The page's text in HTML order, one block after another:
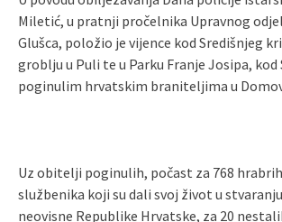
Miletić, u pratnji pročelnika Upravnog
Glušca, položio je vijence kod Središnjeg
groblju u Puli te u Parku Franje Josipa, kod
poginulim hrvatskim braniteljima u
Uz obitelji poginulih, počast za 768
službenika koji su dali svoj život u
neovisne Republike Hrvatske, za 20